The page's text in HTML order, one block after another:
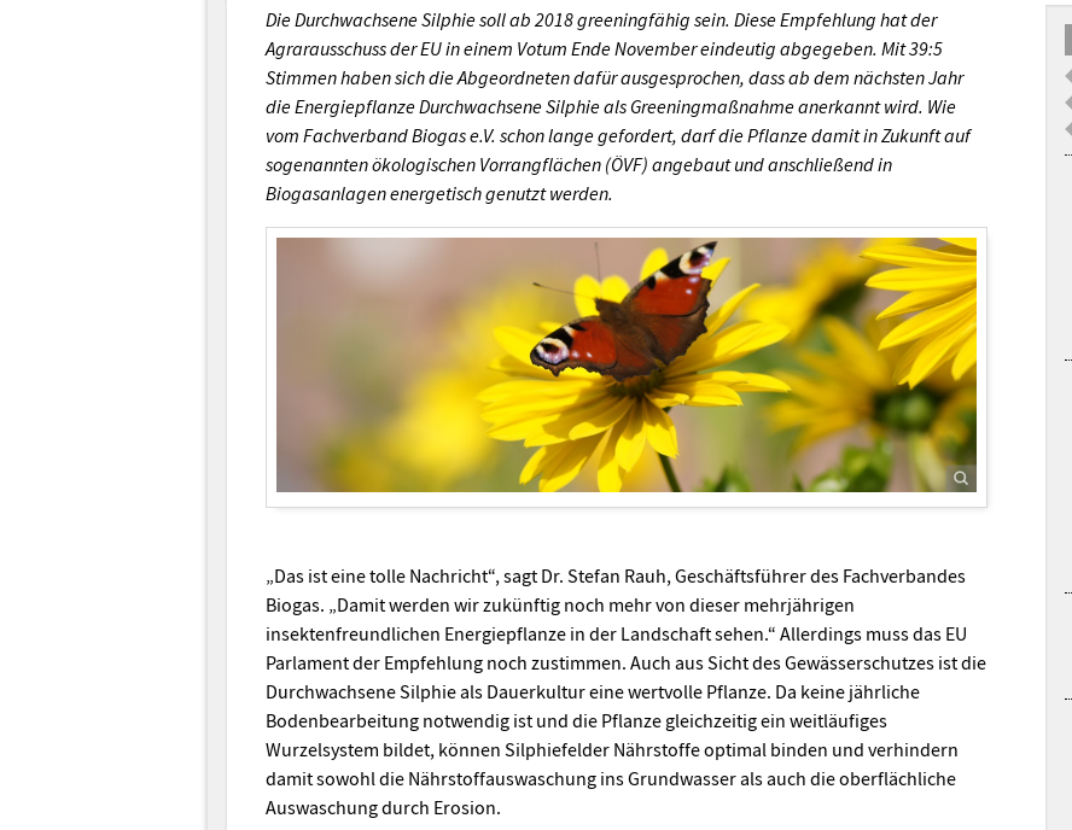
Die Durchwachsene Silphie soll ab 2018 greeningfähig sein. Diese Empfehlung hat der
Agrarausschuss der EU in einem Votum Ende November eindeutig abgegeben. Mit 39:5
Stimmen haben sich die Abgeordneten dafür ausgesprochen, dass ab dem nächsten Jahr
die Energiepflanze Durchwachsene Silphie als Greeningmaßnahme anerkannt wird. Wie
vom Fachverband Biogas e.V. schon lange gefordert, darf die Pflanze damit in Zukunft auf
sogenannten ökologischen Vorrangflächen (ÖVF) angebaut und anschließend in
Biogasanlagen energetisch genutzt werden.
„Das ist eine tolle Nachricht“, sagt Dr. Stefan Rauh, Geschäftsführer des Fachverbandes
Biogas. „Damit werden wir zukünftig noch mehr von dieser mehrjährigen
insektenfreundlichen Energiepflanze in der Landschaft sehen.“ Allerdings muss das EU
Parlament der Empfehlung noch zustimmen. Auch aus Sicht des Gewässerschutzes ist die
Durchwachsene Silphie als Dauerkultur eine wertvolle Pflanze. Da keine jährliche
Bodenbearbeitung notwendig ist und die Pflanze gleichzeitig ein weitläufiges
Wurzelsystem bildet, können Silphiefelder Nährstoffe optimal binden und verhindern
damit sowohl die Nährstoffauswaschung ins Grundwasser als auch die oberflächliche
Auswaschung durch Erosion.